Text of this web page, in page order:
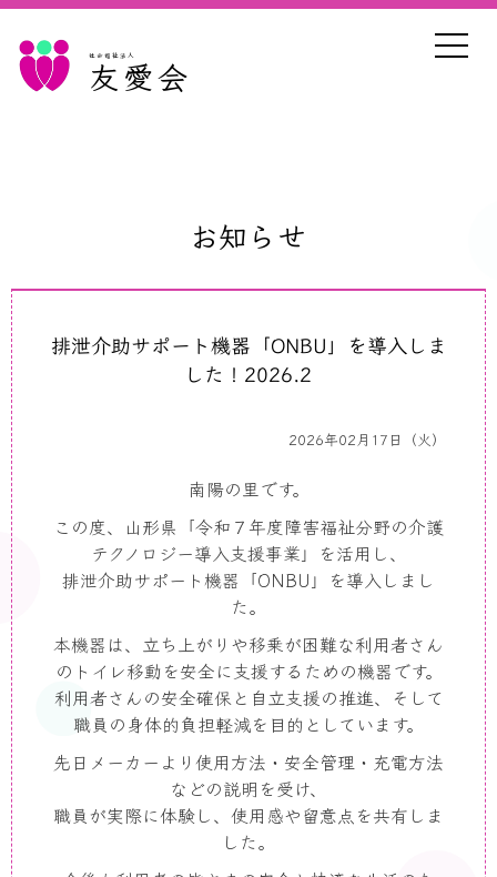
社会福祉法人
友愛会
お知らせ
排泄介助サポート機器「ONBU」を導入しま
した！2026.2
2026年02月17日（火）
南陽の里です。
この度、山形県「令和７年度障害福祉分野の介護
テクノロジー導入支援事業」を活用し、
排泄介助サポート機器「ONBU 」を導入しまし
た。
本機器は、立ち上がりや移乗が困難な利用者さん
のトイレ移動を安全に支援するための機器です。
利用者さんの安全確保と自立支援の推進、そして
職員の身体的負担軽減を目的としています。
先日メーカーより使用方法・安全管理・充電方法
などの説明を受け、
職員が実際に体験し、使用感や留意点を共有しま
した。